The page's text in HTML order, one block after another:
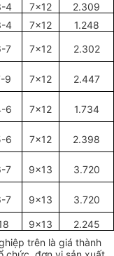
4 7x12
2.309
4 7x12
1.248
7 7x12 2.302
9 7x12 2.447
6 7x12 1.734
6 7x12 2.398
7 9x13 3.720
7 9x13 3.720
9x13
2.245
trên là giá thành